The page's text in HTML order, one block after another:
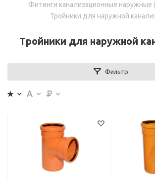
Фитинги канализационные наружные
Тройники для наружной
Тройники для наружной
Фильтр